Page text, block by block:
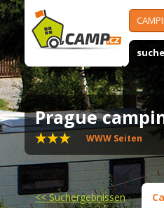
Prague
WWW Seiten
<<Suchergebnissen